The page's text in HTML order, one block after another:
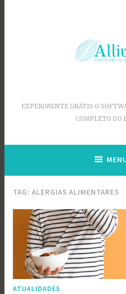
EXPERIMENTE GRÁTIS O
COMPLETO DO
TAG:ALERGIAS ALIMENTARES
ATUALIDADES